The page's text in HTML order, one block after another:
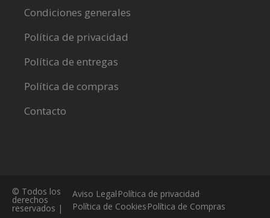
Condiciones generales
Política de privacidad
Política de entregas
Política de compras
Contacto
© Todos los
derechos
reservados |
Aviso LegalPolítica de privacidad
Política de CookiesPolítica de Compras